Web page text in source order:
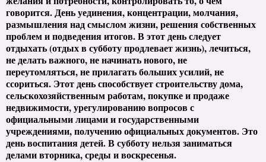
говорится. День уединения, концентрации, молчания,
размышления над смыслом жизни, решения собственных
проблем и подведения итогов. В этот день следует
отдыхать (отдых в субботу продлевает жизнь), лечиться,
не делать важного, не начинать нового, не
переутомляться, не прилагать больших усилий, не
ссориться. Этот день способствует строительству дома,
сельскохозяйственным работам, покупке и продаже
недвижимости, урегулированию вопросов с
официальными лицами и государственными
учреждениями, получению официальных документов. Это
день воспитания детей. В субботу нельзя заниматься
делами вторника, среды и воскресенья.